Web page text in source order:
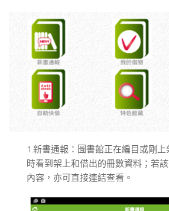
1.新書通報：圖書館正在編目或剛
時看到架上和借出的冊數資料；若
內容，亦可直接連結查看。